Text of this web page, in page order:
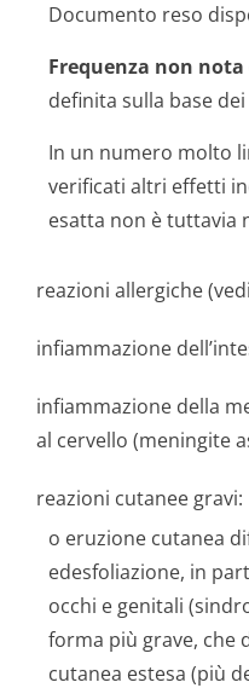
Documento reso
Frequenza non nota
definita sulla base
In un numero molto
verificati altri effetti
esatta non è tuttavia
reazioni allergiche
infiammazione
infiammazione della
al cervello (meningite
reazioni cutanee gravi:
o eruzione cutanea
edesfoliazione, in
occhi e genitali (
forma più grave, che
cutanea estesa (più